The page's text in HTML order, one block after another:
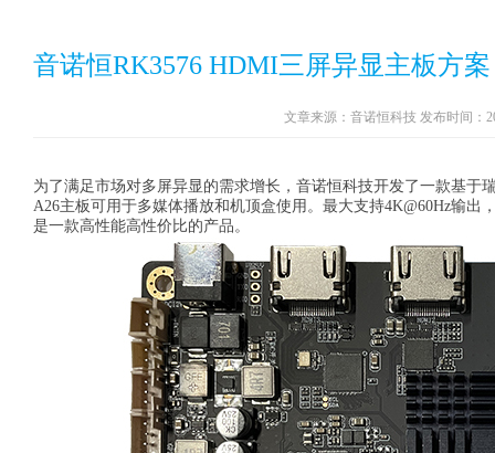
音诺恒RK3576 HDMI三屏异显主板方
文章来源：音诺恒科技 发布时间：
为了满足市场对多屏异显的需求增长，音诺恒科技开发了一款基于
A26主板可用于多媒体播放和机顶盒使用。最大支持4K@60Hz输出
是一款高性能高性价比的产品。